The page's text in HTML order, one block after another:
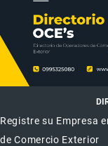
Registre su Empresa
de Comercio Exterior